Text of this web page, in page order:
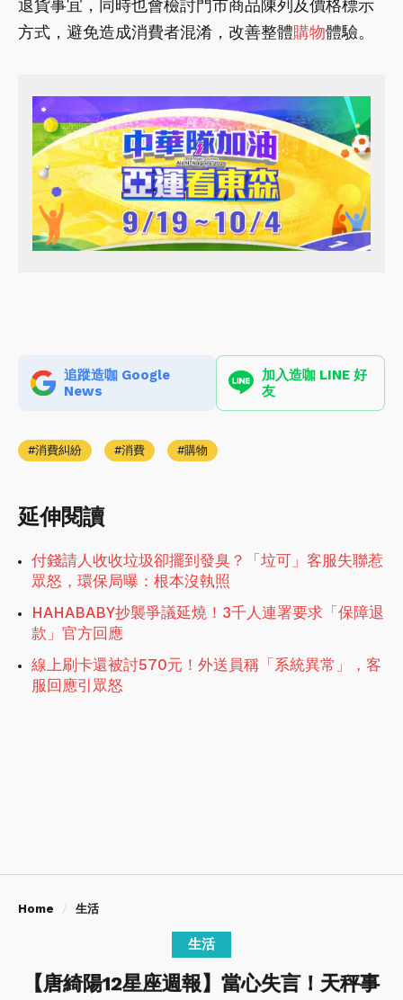
退貨事宜，同時也會檢討門市商品陳列及價格標示
方式，避免造成消費者混淆，改善整體購物體驗。
追蹤造咖 Google
News
加入造咖 LINE 好
友
消費糾紛 消費 購物
延伸閱讀
付錢請人收收垃圾卻擺到發臭？「垃可」客服失聯惹
眾怒，環保局曝：根本沒執照
HAHABABY抄襲爭議延燒！3千人連署要求「保障退
款」官方回應
線上刷卡還被討570元！外送員稱「系統異常」，客
服回應引眾怒
Home 生活
生活
【唐綺陽12星座週報】當心失言！天秤事